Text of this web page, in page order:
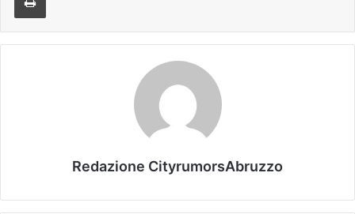
Redazione CityrumorsAbruzzo